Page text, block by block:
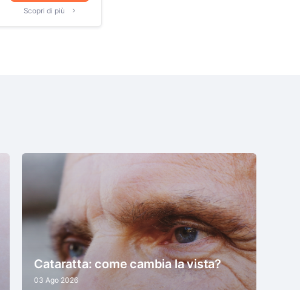
Scopri di più
Cataratta: come cambia la vista?
03 Ago 2026